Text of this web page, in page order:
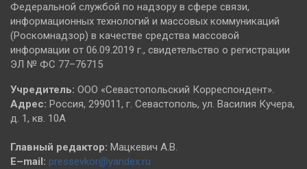
Федеральной службой по надзору в сфере связи,
информационных технологий и массовых коммуникаций
(Роскомнадзор) в качестве средства массовой
информации от 06.09.2019 г., свидетельство о регистрации
ЭЛ № ФС 77–76715
Учредитель: ООО «Севастопольский Корреспондент».
Адрес: Россия, 299011, г. Севастополь, ул. Василия Кучера,
д. 1, кв. 10А
Главный редактор: Мацкевич А.В.
E–mail: pressevkor@yandex.ru